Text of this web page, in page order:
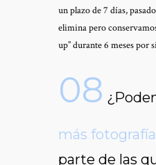
un plazo de 7 días,
elimina pero
up” durante 6 meses por
08
más
parte de las